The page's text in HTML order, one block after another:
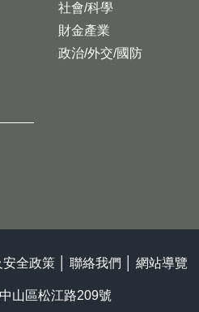
社會/科學
財金產業
政治/外交/國防
安全政策 聯絡我們 網站導覽
山區松江路209號